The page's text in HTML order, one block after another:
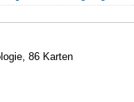
86 Karten